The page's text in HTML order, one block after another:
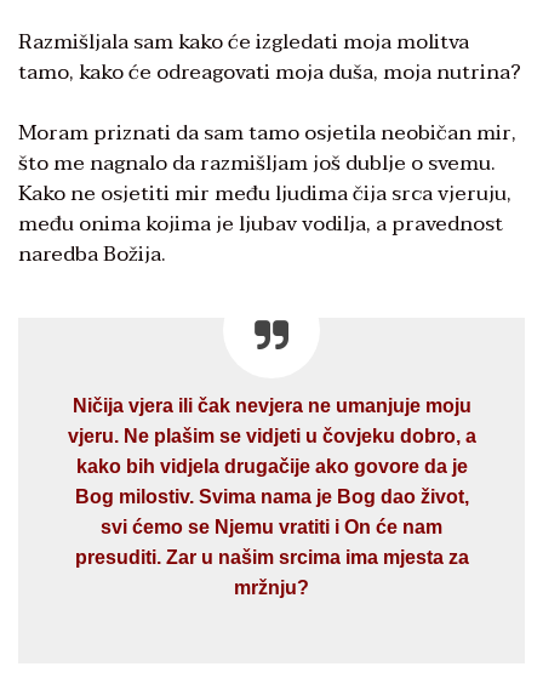
Razmišljala sam kako će izgledati moja molitva
tamo, kako će odreagovati moja duša, moja nutrina?
Moram priznati da sam tamo osjetila neobičan mir,
što me nagnalo da razmišljam još dublje o svemu.
Kako ne osjetiti mir među ljudima čija srca vjeruju,
među onima kojima je ljubav vodilja, a pravednost
naredba Božija.
Ničija vjera ili čak nevjera ne umanjuje moju
vjeru. Ne plašim se vidjeti u čovjeku dobro, a
kako bih vidjela drugačije ako govore da je
Bog milostiv. Svima nama je Bog dao život,
svi ćemo se Njemu vratiti i On će nam
presuditi. Zar u našim srcima ima mjesta za
mržnju?